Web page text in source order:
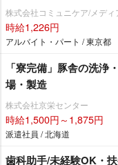
株式会社コミュニケア/メデ
時給1,226円
アルバイト・パート / 東京都
「寮完備」豚舎の洗浄
場・製造
株式会社京栄センター
時給1,500円～1,875円
派遣社員 / 北海道
歯科助手/未経験OK・